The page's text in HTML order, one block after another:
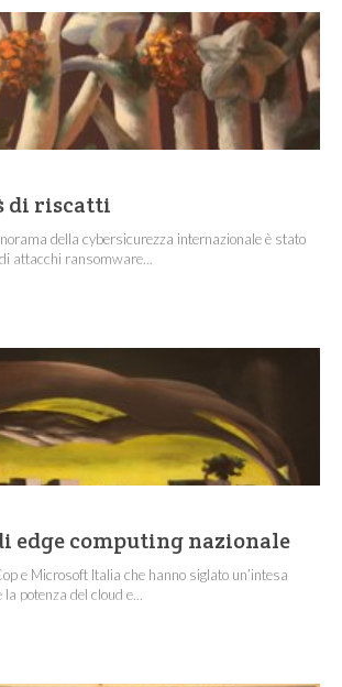
di riscatti
della cybersicurezza internazionale è stato
attacchi ransomware...
edge computing nazionale
e Microsoft Italia che hanno siglato un’intesa
potenza del cloud e...